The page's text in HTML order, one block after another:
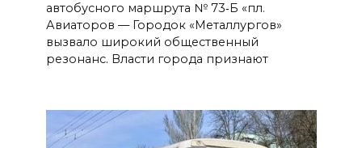
автобусного маршрута № 73‑Б «пл.
Авиаторов — Городок «Металлургов»
вызвало широкий общественный
резонанс. Власти города признают